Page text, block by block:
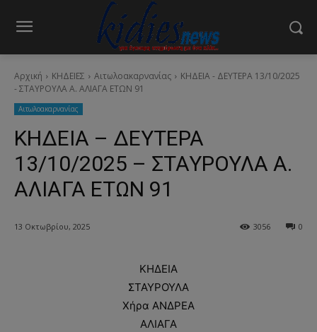
Αρχική ΚΗΔΕΙΕΣ Aιτωλοακαρνανίας
ΚΗΔΕΙΑ - ΔΕΥΤΕΡΑ 13/10/2025
- ΣΤΑΥΡΟΥΛΑ Α. ΑΛΙΑΓΑ ΕΤΩΝ 91
Aιτωλοακαρνανίας
ΚΗΔΕΙΑ – ΔΕΥΤΕΡΑ
13/10/2025 – ΣΤΑΥΡΟΥΛΑ Α.
ΑΛΙΑΓΑ ΕΤΩΝ 91
13 Οκτωβρίου, 2025 0
3056
ΚΗΔΕΙΑ
ΣΤΑΥΡΟΥΛΑ
Χήρα ΑΝΔΡΕΑ
ΑΛΙΑΓΑ